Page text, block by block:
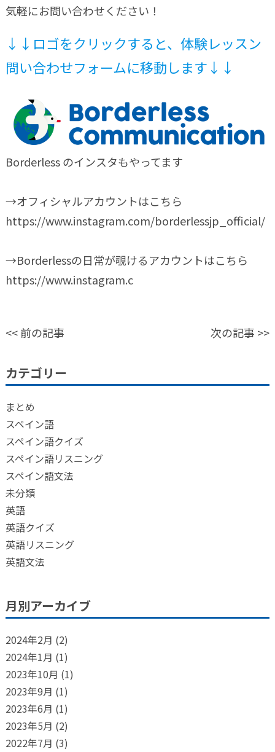
気軽にお問い合わせください！
↓↓ロゴをクリックすると、体験レッスン
問い合わせフォームに移動します↓↓
Borderless のインスタもやってます
→オフィシャルアカウントはこちら
https://www.instagram.com/borderlessjp_official/
→Borderlessの日常が覗けるアカウントはこちら
https://www.instagram.c
<<前の記事 次の記事 >>
カテゴリー
まとめ
スペイン語
スペイン語クイズ
スペイン語リスニング
スペイン語文法
未分類
英語
英語クイズ
英語リスニング
英語文法
月別アーカイブ
2024年2月 (2)
2024年1月 (1)
2023年10月 (1)
2023年9月 (1)
2023年6月 (1)
2023年5月 (2)
2022年7月 (3)